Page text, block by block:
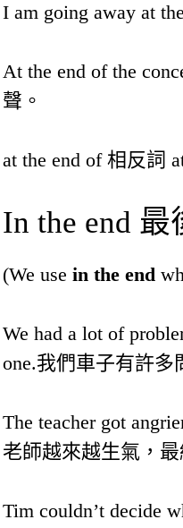
I am going away at
At the end of the
聲。
at the end of 相反詞
In the end
(We use in the end
We had a lot of
one.我們車子有許
The teacher got
老師越來越生氣，
Tim couldn’t decide